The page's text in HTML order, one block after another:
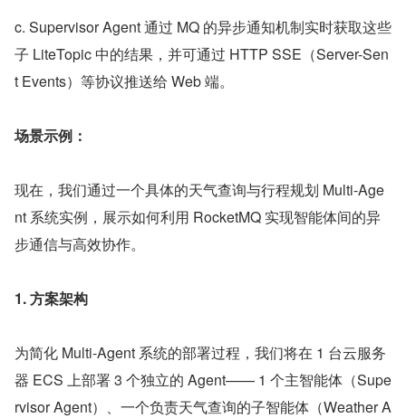
c. Supervisor Agent 通过 MQ 的异步通知机制实时获取这些
子 LiteTopic 中的结果，并可通过 HTTP SSE（Server-Sen
t Events）等协议推送给 Web 端。
场景示例：
现在，我们通过一个具体的天气查询与行程规划 Multi-Age
nt 系统实例，展示如何利用 RocketMQ 实现智能体间的异
步通信与高效协作。
1. 方案架构
为简化 Multi-Agent 系统的部署过程，我们将在 1 台云服务
器 ECS 上部署 3 个独立的 Agent—— 1 个主智能体（Supe
rvisor Agent）、一个负责天气查询的子智能体（Weather A